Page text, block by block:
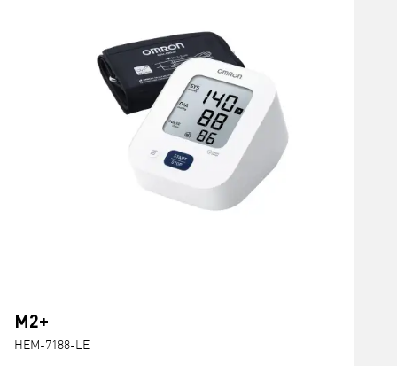
M2+
HEM-7188-LE